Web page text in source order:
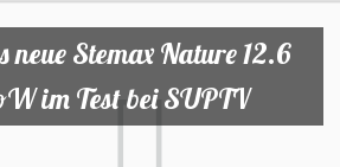
neue Stemax Nature 12.6
im Test bei SUPTV